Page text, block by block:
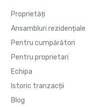
Proprietăți
Ansambluri rezidențiale
Pentru cumpărători
Pentru proprietari
Echipa
Istoric tranzacții
Blog